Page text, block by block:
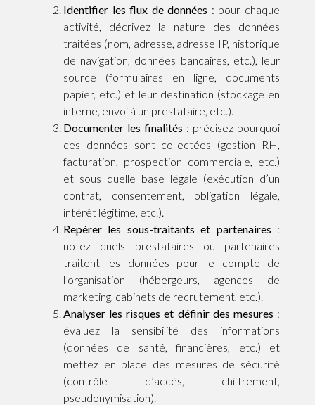
Identifier les flux de données : pour chaque
activité, décrivez la nature des données
traitées (nom, adresse, adresse IP, historique
de navigation, données bancaires, etc.), leur
source (formulaires en ligne, documents
papier, etc.) et leur destination (stockage en
interne, envoi à un prestataire, etc.).
Documenter les finalités : précisez pourquoi
ces données sont collectées (gestion RH,
facturation, prospection commerciale, etc.)
et sous quelle base légale (exécution d’un
contrat, consentement, obligation légale,
intérêt légitime, etc.).
Repérer les sous-traitants et partenaires :
notez quels prestataires ou partenaires
traitent les données pour le compte de
l’organisation (hébergeurs, agences de
marketing, cabinets de recrutement, etc.).
Analyser les risques et définir des mesures :
évaluez la sensibilité des informations
(données de santé, financières, etc.) et
mettez en place des mesures de sécurité
(contrôle d’accès, chiffrement,
pseudonymisation).